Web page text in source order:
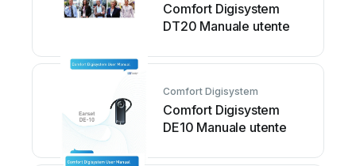
Comfort Digisystem
DT20 Manuale utente
Comfort Digisystem
Comfort Digisystem
DE10 Manuale utente